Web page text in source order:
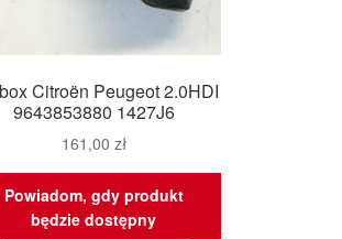
Citroën Peugeot 2.0HDI
9643853880 1427J6
161,00 zł
Powiadom, gdy produkt
będzie dostępny